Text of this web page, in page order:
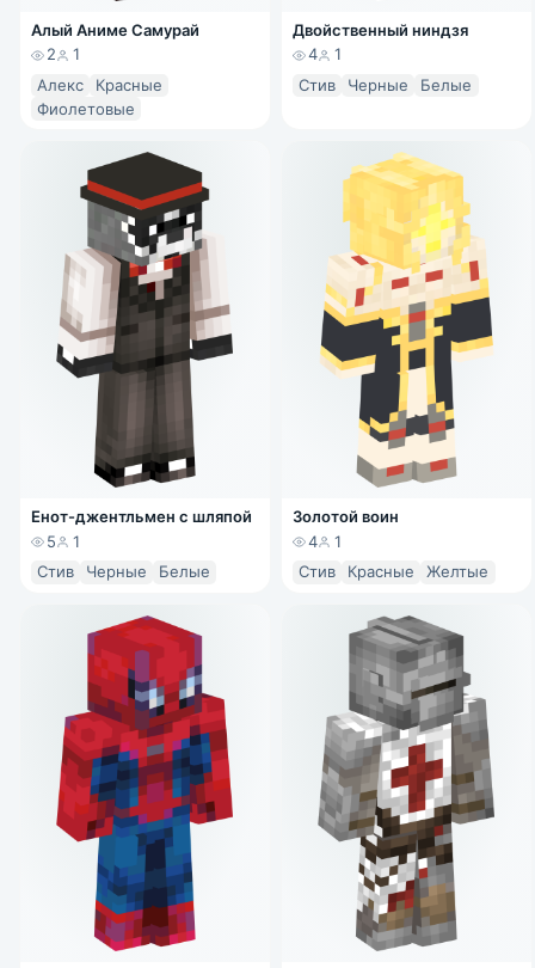
Алый Аниме Самурай
2
1
Алекс
Красные
Фиолетовые
Двойственный ниндзя
4
1
Стив
Черные Белые
Енот-джентльмен с шляпой
5
1
Стив
Черные Белые
Золотой воин
4
1
Стив
Красные Желтые